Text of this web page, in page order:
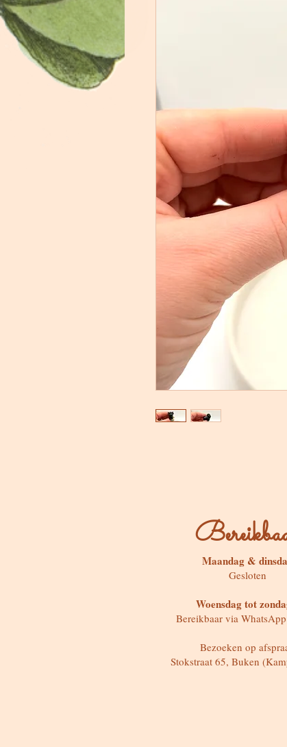
Maandag &
Gesloten
Woensdag tot
Bereikbaar via
Bezoeken op
Stokstraat 65, Buken